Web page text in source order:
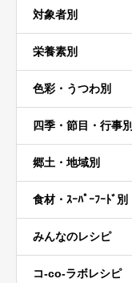
対象者別
栄養素別
色彩・うつわ別
四季・節目・行事別
郷土・地域別
食材・ｽｰﾊﾟｰﾌｰﾄﾞ別
みんなのレシピ
コ-co-ラボレシピ